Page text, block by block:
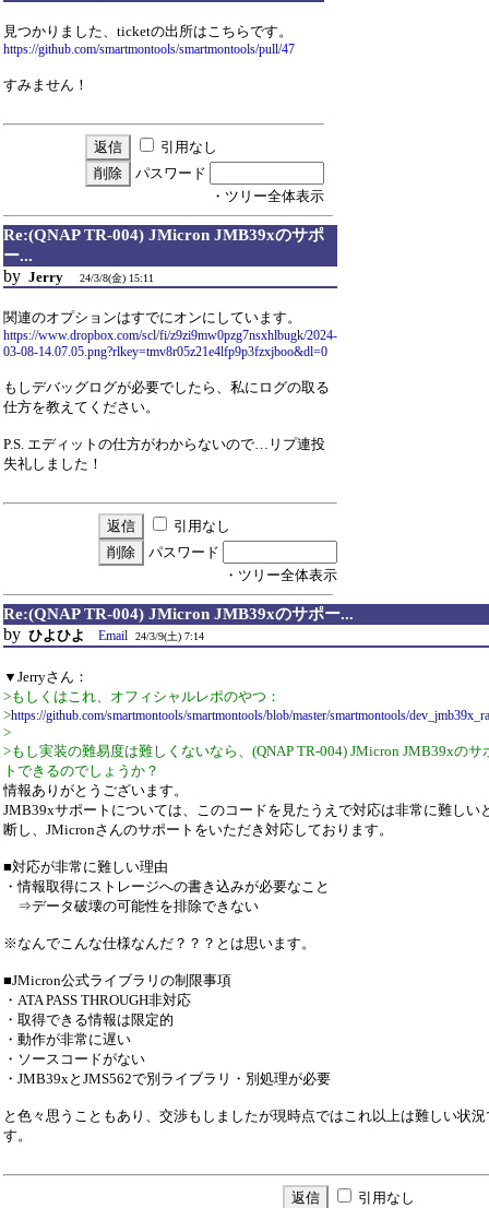
見つかりました、ticketの出所はこちらです。
https://github.com/smartmontools/smartmontools/pull/47
すみません！
引用なし
パスワード
・ツリー全体表示
Re:(QNAP TR-004) JMicron JMB39xのサポ
ー...
by Jerry 24/3/8(金) 15:11
関連のオプションはすでにオンにしています。
https://www.dropbox.com/scl/fi/z9zi9mw0pzg7nsxhlbugk/2024-
03-08-14.07.05.png?rlkey=tmv8r05z21e4lfp9p3fzxjboo&dl=0
もしデバッグログが必要でしたら、私にログの取る
仕方を教えてください。
P.S. エディットの仕方がわからないので…リプ連投
失礼しました！
引用なし
パスワード
・ツリー全体表示
Re:(QNAP TR-004) JMicron JMB39xのサポー...
by ひよひよ Email 24/3/9(土) 7:14
▼Jerryさん：
>もしくはこれ、オフィシャルレポのやつ：
>https://github.com/smartmontools/smartmontools/blob/master/smartmontools/
>
>もし実装の難易度は難しくないなら、(QNAP TR-004) JMicron JMB39xのサ
トできるのでしょうか？
情報ありがとうございます。
JMB39xサポートについては、このコードを見たうえで対応は非常に難しい
断し、JMicronさんのサポートをいただき対応しております。
■対応が非常に難しい理由
・情報取得にストレージへの書き込みが必要なこと
⇒データ破壊の可能性を排除できない
※なんでこんな仕様なんだ？？？とは思います。
■JMicron公式ライブラリの制限事項
・ATA PASS THROUGH非対応
・取得できる情報は限定的
・動作が非常に遅い
・ソースコードがない
・JMB39xとJMS562で別ライブラリ・別処理が必要
と色々思うこともあり、交渉もしましたが現時点ではこれ以上は難しい状況
す。
引用なし